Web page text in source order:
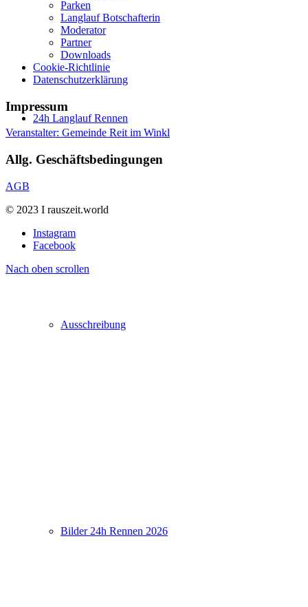
24h Langlauf Rennen
Ausschreibung
Bilder 24h Rennen 2026
Parken
Langlauf Botschafterin
Moderator
Partner
Downloads
Cookie-Richtlinie
Datenschutzerklärung
Impressum
Veranstalter: Gemeinde Reit im Winkl
Allg. Geschäftsbedingungen
AGB
© 2023 I rauszeit.world
Instagram
Facebook
Nach oben scrollen